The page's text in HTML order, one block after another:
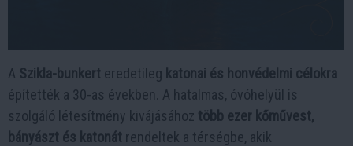
A Szikla-bunkert eredetileg katonai és honvédelmi célokra
építették a 30-as években. A hatalmas, óvóhelyül is
szolgáló létesítmény kivájásához több ezer kőművest,
bányászt és katonát rendeltek a térségbe, akik